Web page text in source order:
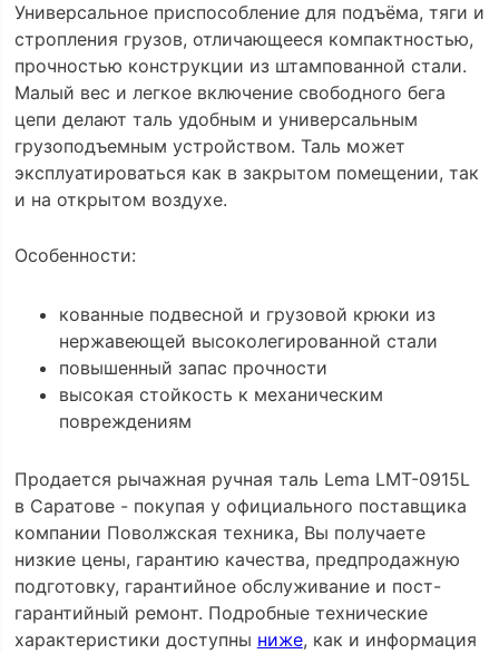
Универсальное приспособление для подъёма, тяги и
стропления грузов, отличающееся компактностью,
прочностью конструкции из штампованной стали.
Малый вес и легкое включение свободного бега
цепи делают таль удобным и универсальным
грузоподъемным устройством. Таль может
эксплуатироваться как в закрытом помещении, так
и на открытом воздухе.
Особенности:
кованные подвесной и грузовой крюки из
нержавеющей высоколегированной стали
повышенный запас прочности
высокая стойкость к механическим
повреждениям
Продается рычажная ручная таль Lema LMT-0915L
в Саратове - покупая у официального поставщика
компании Поволжская техника, Вы получаете
низкие цены, гарантию качества, предпродажную
подготовку, гарантийное обслуживание и пост-
гарантийный ремонт. Подробные технические
характеристики доступны ниже, как и информация